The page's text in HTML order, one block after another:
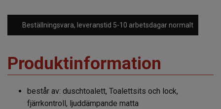
Beställningsvara, leveranstid 5-10 arbetsdagar normalt
Produktinformation
består av: duschtoalett, Toalettsits och lock,
fjärrkontroll, ljuddämpande matta